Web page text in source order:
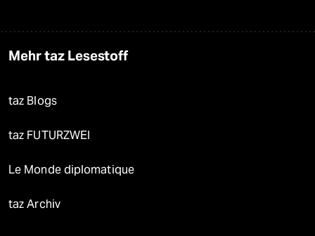
Mehr taz Lesestoff
taz Blogs
taz FUTURZWEI
Le Monde diplomatique
taz Archiv